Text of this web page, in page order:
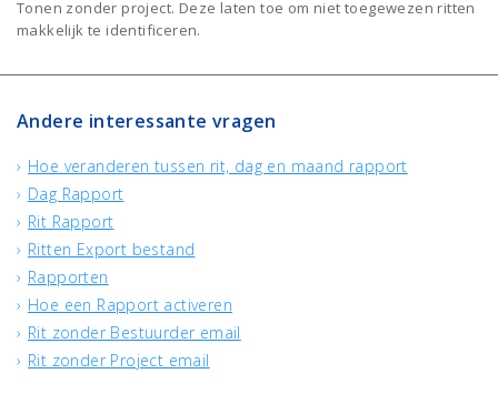
Tonen zonder project. Deze laten toe om niet toegewezen ritten
makkelijk te identificeren.
Andere interessante vragen
Hoe veranderen tussen rit, dag en maand rapport
Dag Rapport
Rit Rapport
Ritten Export bestand
Rapporten
Hoe een Rapport activeren
Rit zonder Bestuurder email
Rit zonder Project email